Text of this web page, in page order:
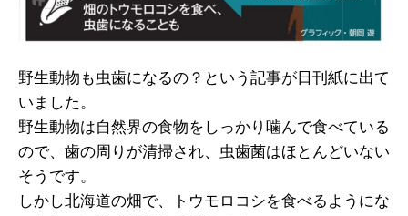
野生動物も虫歯になるの？という記事が日刊紙に出て
いました。
野生動物は自然界の食物をしっかり噛んで食べている
ので、歯の周りが清掃され、虫歯菌はほとんどいない
そうです。
しかし北海道の畑で、トウモロコシを食べるようにな